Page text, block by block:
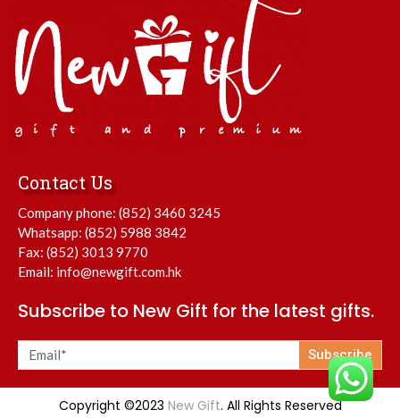
Contact Us
Company phone: (852) 3460 3245
Whatsapp: (852) 5988 3842
Fax: (852) 3013 9770
Email: info@newgift.com.hk
Subscribe to New Gift for the latest gifts.
Subscribe
Copyright ©2023 New Gift. All Rights Reserved